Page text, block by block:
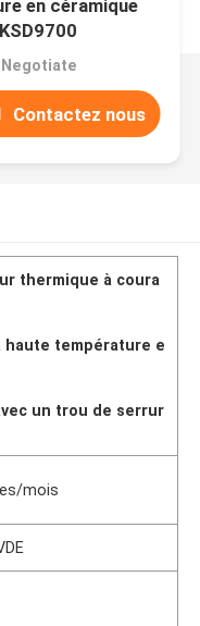
en céramique
Negotiate
Contactez nous
thermique à coura
haute température e
un trou de serrur
mois